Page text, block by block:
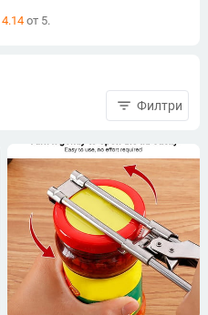
4.14от 5.
filter_list Филтри